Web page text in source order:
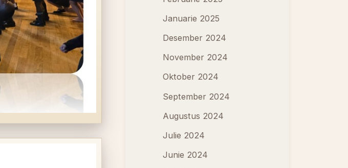
Januarie 2025
Desember 2024
November 2024
Oktober 2024
September 2024
Augustus 2024
Julie 2024
Junie 2024